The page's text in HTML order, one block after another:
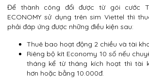
Để thành công đổi được từ gói cước
ECONOMY sử dụng trên sim Viettel thì
phải đáp ứng được những điều kiện sau:
Thuê bao hoạt động 2 chiều và tài
Riêng bộ kít Economy 10 số nếu
tháng kể từ tháng kích hoạt thì tài
hơn hoặc bằng 10.000đ.